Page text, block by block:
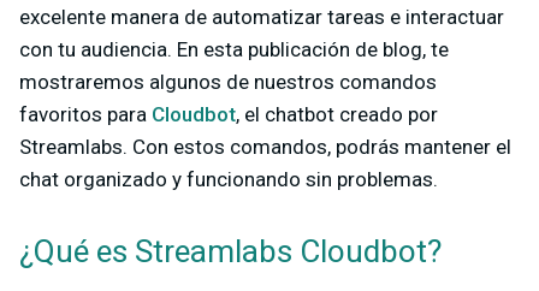
excelente manera de automatizar tareas e interactuar
con tu audiencia. En esta publicación de blog, te
mostraremos algunos de nuestros comandos
favoritos para Cloudbot, el chatbot creado por
Streamlabs. Con estos comandos, podrás mantener el
chat organizado y funcionando sin problemas.
¿Qué es Streamlabs Cloudbot?